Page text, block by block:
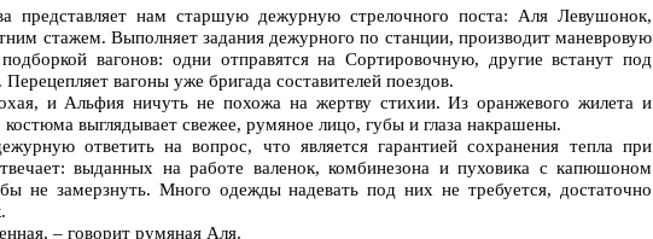
представляет нам старшую дежурную стрелочного поста: Аля Левушонок,
стажем. Выполняет задания дежурного по станции, производит маневровую
подборкой вагонов: одни отправятся на Сортировочную, другие встанут под
Перецепляет вагоны уже бригада составителей поездов.
и Альфия ничуть не похожа на жертву стихии. Из оранжевого жилета и
выглядывает свежее, румяное лицо, губы и глаза накрашены.
ответить на вопрос, что является гарантией сохранения тепла при
выданных на работе валенок, комбинезона и пуховика с капюшоном
не замерзнуть. Много одежды надевать под них не требуется, достаточно
– говорит румяная Аля.